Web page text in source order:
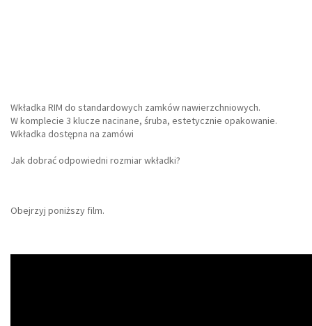
Wkładka RIM do standardowych zamków nawierzchniowych.
W komplecie 3 klucze nacinane, śruba, estetycznie opakowanie.
Wkładka dostępna na zamówi
Jak dobrać odpowiedni rozmiar wkładki?
Obejrzyj poniższy film.